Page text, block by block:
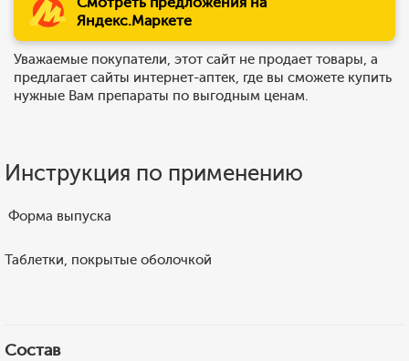
Яндекс.Маркете
Уважаемые покупатели, этот сайт не продает товары, а
предлагает сайты интернет-аптек, где вы сможете купить
нужные Вам препараты по выгодным ценам.
Инструкция по применению
Форма выпуска
Таблетки, покрытые оболочкой
Состав